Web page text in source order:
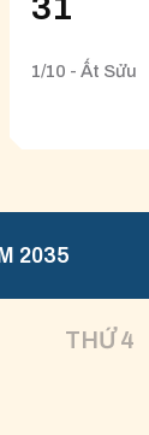
1/10 - Ất Sửu
2035
THỨ 4